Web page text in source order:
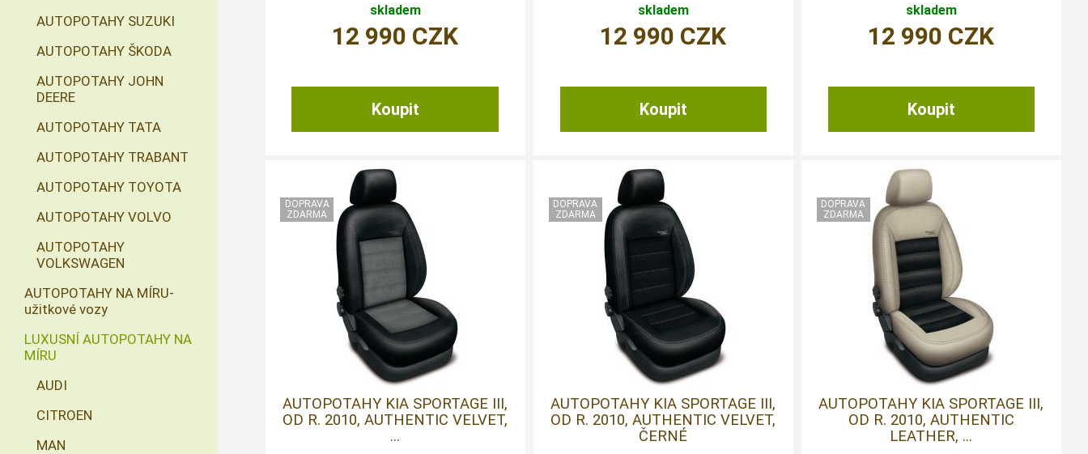
skladem
12 990 CZK
skladem
12 990 CZK
skladem
12 990 CZK
AUTOPOTAHY KIA SPORTAGE III,
OD R. 2010, AUTHENTIC VELVET,
...
AUTOPOTAHY KIA SPORTAGE III,
OD R. 2010, AUTHENTIC VELVET,
ČERNÉ
AUTOPOTAHY KIA SPORTAGE III,
OD R. 2010, AUTHENTIC
LEATHER, ...
AUTOPOTAHY SUZUKI
AUTOPOTAHY ŠKODA
AUTOPOTAHY JOHN
DEERE
AUTOPOTAHY TATA
AUTOPOTAHY TRABANT
AUTOPOTAHY TOYOTA
AUTOPOTAHY VOLVO
AUTOPOTAHY
VOLKSWAGEN
AUTOPOTAHY NA MÍRU-
užitkové vozy
LUXUSNÍ AUTOPOTAHY NA
MÍRU
AUDI
CITROEN
MAN